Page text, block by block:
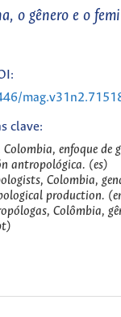
o gênero e o
clave:
enfoque de
antropológica. (es)
Colombia,
production.
Colômbia,